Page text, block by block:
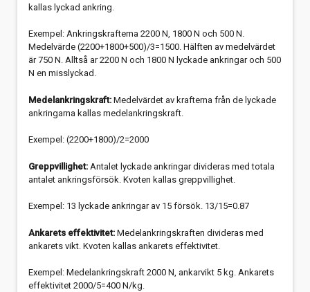
kallas lyckad ankring.
Exempel: Ankringskrafterna 2200 N, 1800 N och 500 N.
Medelvärde (2200+1800+500)/3=1500. Hälften av medelvärdet
är 750 N. Alltså ar 2200 N och 1800 N lyckade ankringar och 500
N en misslyckad.
Medelankringskraft: Medelvärdet av krafterna från de lyckade
ankringarna kallas medelankringskraft.
Exempel: (2200+1800)/2=2000
Greppvillighet: Antalet lyckade ankringar divideras med totala
antalet ankringsförsök. Kvoten kallas greppvillighet.
Exempel: 13 lyckade ankringar av 15 försök. 13/15=0.87
Ankarets effektivitet: Medelankringskraften divideras med
ankarets vikt. Kvoten kallas ankarets effektivitet.
Exempel: Medelankringskraft 2000 N, ankarvikt 5 kg. Ankarets
effektivitet 2000/5=400 N/kg.